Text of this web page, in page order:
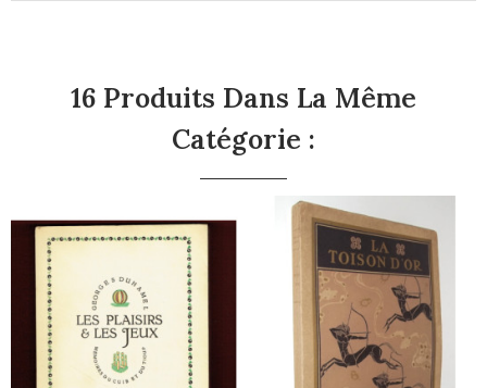
16 Produits Dans La Même
Catégorie :